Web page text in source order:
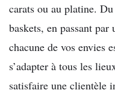
carats ou au platine.
baskets, en passant
chacune de vos envies
s’adapter à tous les
satisfaire une clientèle